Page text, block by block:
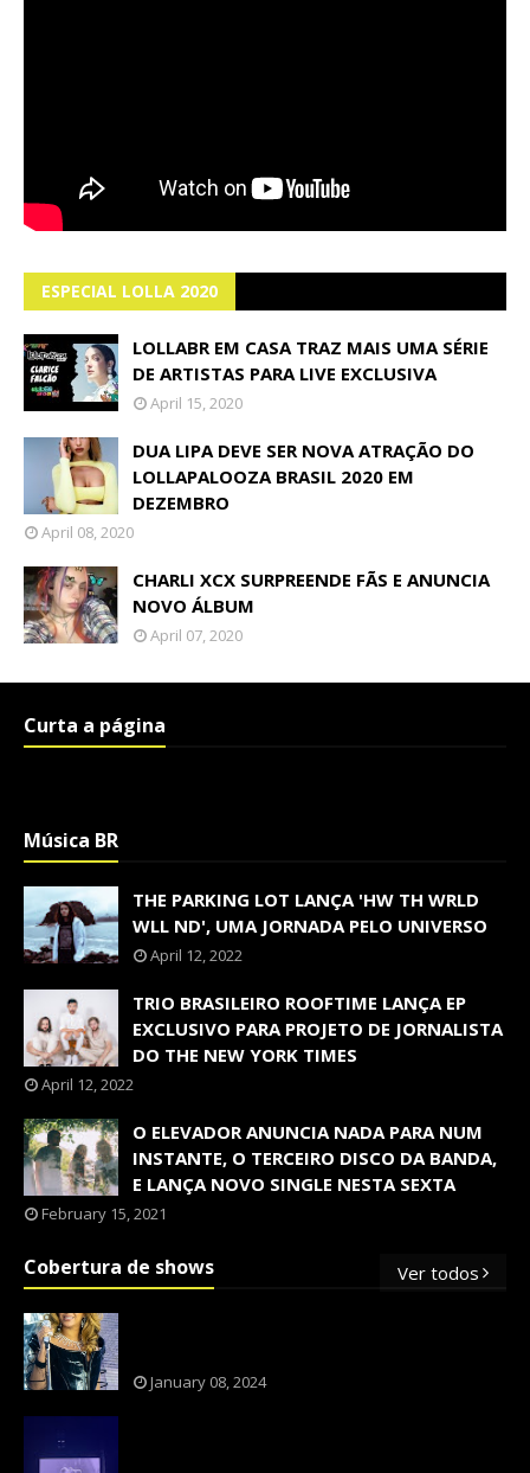
ESPECIAL LOLLA 2020
LOLLABR EM CASA TRAZ MAIS UMA SÉRIE
DE ARTISTAS PARA LIVE EXCLUSIVA
April 15, 2020
DUA LIPA DEVE SER NOVA ATRAÇÃO DO
LOLLAPALOOZA BRASIL 2020 EM
DEZEMBRO
April 08, 2020
CHARLI XCX SURPREENDE FÃS E ANUNCIA
NOVO ÁLBUM
April 07, 2020
Curta a página
Música BR
THE PARKING LOT LANÇA 'HW TH WRLD
WLL ND', UMA JORNADA PELO UNIVERSO
April 12, 2022
TRIO BRASILEIRO ROOFTIME LANÇA EP
EXCLUSIVO PARA PROJETO DE JORNALISTA
DO THE NEW YORK TIMES
April 12, 2022
O ELEVADOR ANUNCIA NADA PARA NUM
INSTANTE, O TERCEIRO DISCO DA BANDA,
E LANÇA NOVO SINGLE NESTA SEXTA
February 15, 2021
Cobertura de shows Ver todos
January 08, 2024